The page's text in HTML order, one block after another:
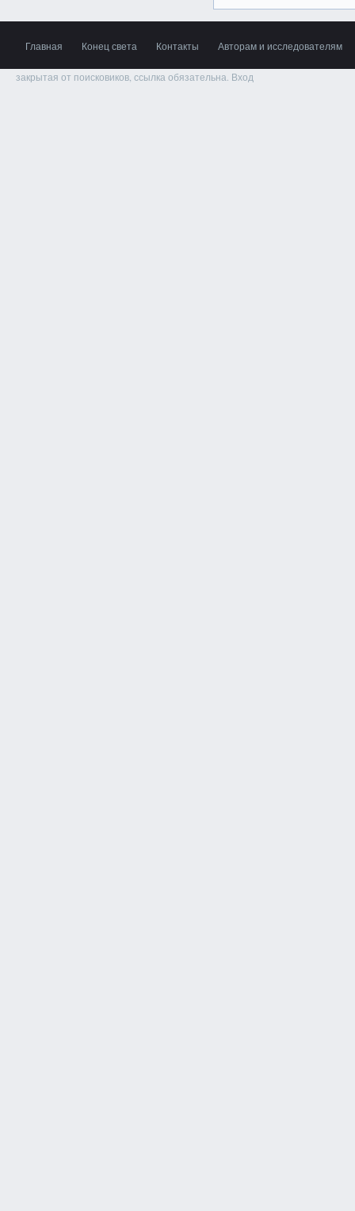
Главная Конец света Контакты Авторам и исследователям
закрытая от поисковиков, ссылка обязательна. Вход